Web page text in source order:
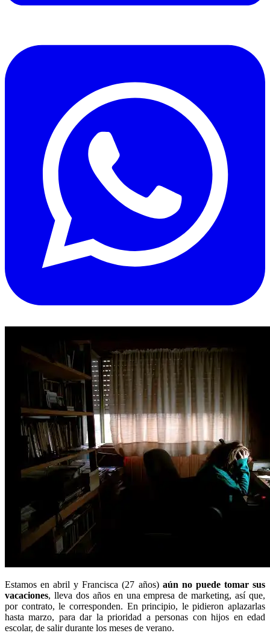
Estamos en abril y Francisca (27 años) aún no puede tomar sus
vacaciones, lleva dos años en una empresa de marketing, así que,
por contrato, le corresponden. En principio, le pidieron aplazarlas
hasta marzo, para dar la prioridad a personas con hijos en edad
escolar, de salir durante los meses de verano.